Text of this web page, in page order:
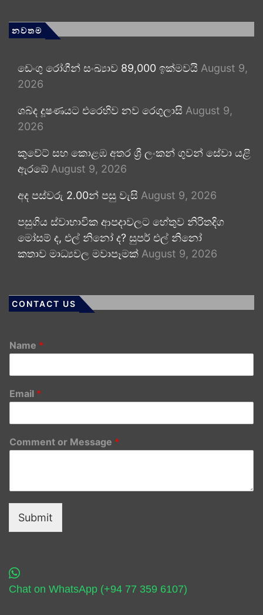
නවතම
ඩෙංගු රෝගීන් සංඛ්‍යාව 89,000 ඉක්මවයි August 9,
2026
ශබ්ද දූෂණයට එරෙහිව නව රෙගුලාසි August 9,
2026
කුවේට් සහ කොළඹ අතර ශ්‍රී ලංකන් ගුවන් සේවා යළි
ඇරඹේ August 9, 2026
අද පස්වරු 2.00න් පසු වැසි August 9, 2026
පසුගිය ස්වාභාවික ආපදාවලට හේතුව නිරිතදිග
මෝසම් ද, එල් නිනෝ ද? සුපර් එල් නිනෝ
කතාව මාධ්‍යවල මවාපෑමක් August 9, 2026
CONTACT US
Name *
Email *
Comment or Message *
Submit
Chat on WhatsApp (+94 77 359 6107)